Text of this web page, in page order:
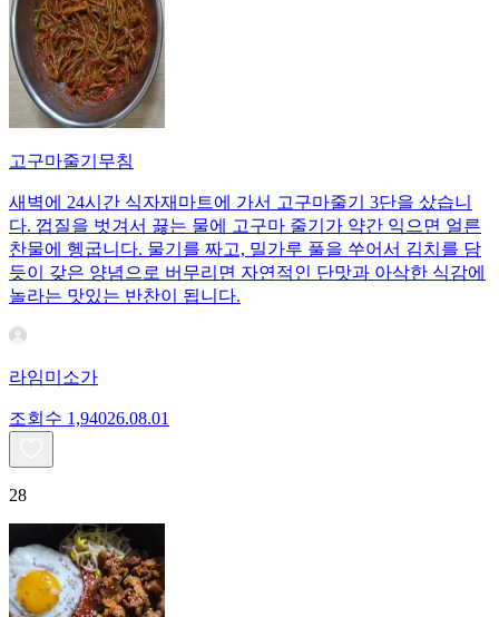
고구마줄기무침
새벽에 24시간 식자재마트에 가서 고구마줄기 3단을 샀습니
다. 껍질을 벗겨서 끓는 물에 고구마 줄기가 약간 익으면 얼른
찬물에 헹굽니다. 물기를 짜고, 밀가루 풀을 쑤어서 김치를 담
듯이 갖은 양념으로 버무리면 자연적인 단맛과 아삭한 식감에
놀라는 맛있는 반찬이 됩니다.
라임미소가
조회수 1,94026.08.01
28